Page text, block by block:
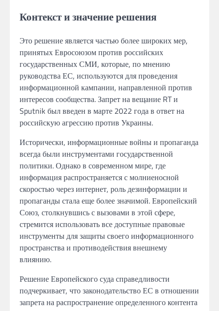
Контекст и значение решения
Это решение является частью более широких мер,
принятых Евросоюзом против российских
государственных СМИ, которые, по мнению
руководства ЕС, используются для проведения
информационной кампании, направленной против
интересов сообщества. Запрет на вещание RT и
Sputnik был введен в марте 2022 года в ответ на
российскую агрессию против Украины.
Исторически, информационные войны и пропаганда
всегда были инструментами государственной
политики. Однако в современном мире, где
информация распространяется с молниеносной
скоростью через интернет, роль дезинформации и
пропаганды стала еще более значимой. Европейский
Союз, столкнувшись с вызовами в этой сфере,
стремится использовать все доступные правовые
инструменты для защиты своего информационного
пространства и противодействия внешнему
влиянию.
Решение Европейского суда справедливости
подчеркивает, что законодательство ЕС в отношении
запрета на распространение определенного контента